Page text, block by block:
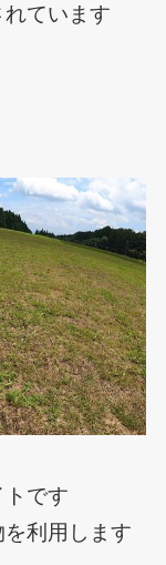
ています
です
利用します